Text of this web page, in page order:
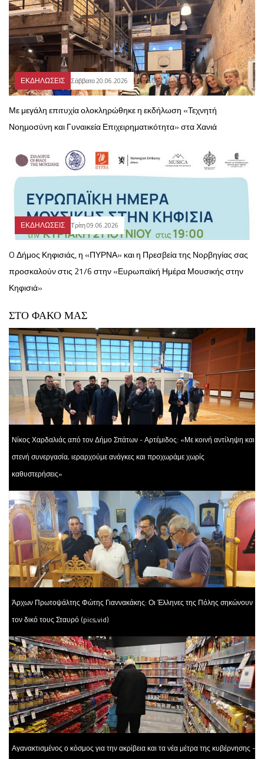
ΕΚΔΗΛΩΣΕΙΣ Σάββατο 20.06.2026
Με μεγάλη επιτυχία ολοκληρώθηκε η εκδήλωση «Τεχνητή
Νοημοσύνη και Γυναικεία Επιχειρηματικότητα» στα Χανιά
ΕΚΔΗΛΩΣΕΙΣ Τρίτη 09.06.2026
O Δήμος Κηφισιάς, η «ΠΥΡΝΑ» και η Πρεσβεία της Νορβηγίας σας
προσκαλούν στις 21/6 στην «Ευρωπαϊκή Ημέρα Μουσικής στην
Κηφισιά»
ΣΤΟ ΦΑΚΟ ΜΑΣ
Νίκος Χαρδαλιάς από τον Δήμο Σπάτων - Αρτέμιδος: «Με κοινή αντίληψη και
στενή συνεργασία, ιεραρχούμε ανάγκες και προχωράμε χωρίς
καθυστερήσεις»
Άρχων Πρωτοψάλτης Φώτης Γιαννακάκης: Οι Έλληνες της Πόλης σηκώνουν
τον δικό τους Σταυρό (pics,vid)
Αγανακτισμένος ο κόσμος για την ακρίβεια και τα νέα μέτρα της κυβέρνησης -